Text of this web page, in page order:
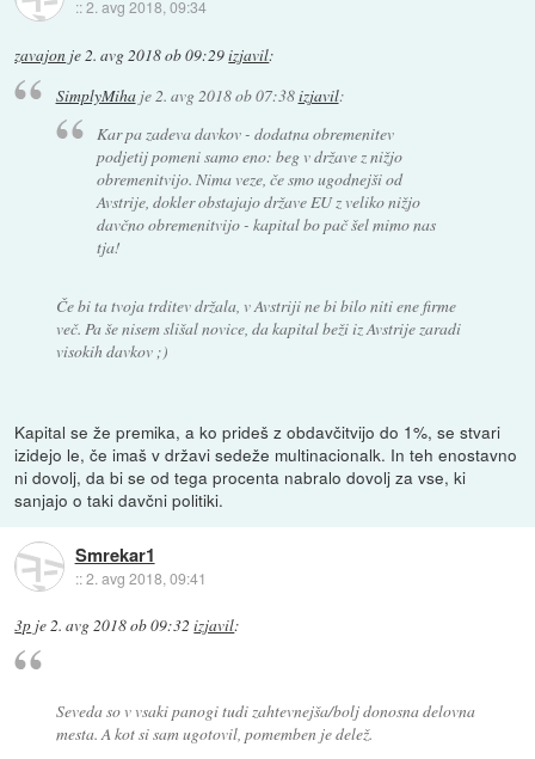
::2. avg 2018, 09:34
zavajon je2. avg 2018 ob 09:29izjavil:
SimplyMihaje 2. avg 2018 ob 07:38izjavil:
Kar pa zadeva davkov - dodatna obremenitev
podjetij pomeni samo eno: beg v države z nižjo
obremenitvijo. Nima veze, če smo ugodnejši od
Avstrije, dokler obstajajo države EU z veliko nižjo
davčno obremenitvijo - kapital bo pač šel mimo nas
tja!
Če bi ta tvoja trditev držala, v Avstriji ne bi bilo niti ene firme
več. Pa še nisem slišal novice, da kapital beži iz Avstrije zaradi
visokih davkov ;)
Kapital se že premika, a ko prideš z obdavčitvijo do 1%, se stvari
izidejo le, če imaš v državi sedeže multinacionalk. In teh enostavno
ni dovolj, da bi se od tega procenta nabralo dovolj za vse, ki
sanjajo o taki davčni politiki.
Smrekar1
::2. avg 2018, 09:41
3p je2. avg 2018 ob 09:32 izjavil:
Seveda so v vsaki panogi tudi zahtevnejša/bolj donosna delovna
mesta. A kot si sam ugotovil, pomemben je delež.